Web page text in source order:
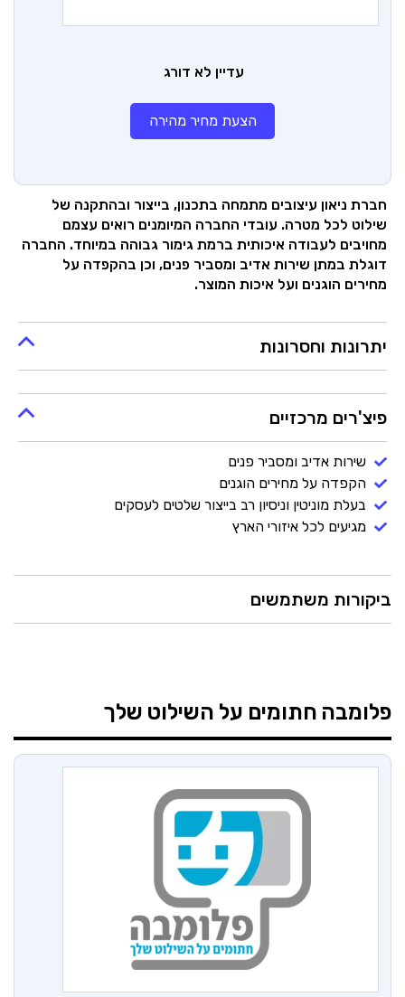
עדיין לא דורג
הצעת מחיר מהירה
חברת ניאון עיצובים מתמחה בתכנון, בייצור ובהתקנה של
שילוט לכל מטרה. עובדי החברה המיומנים רואים עצמם
מחויבים לעבודה איכותית ברמת גימור גבוהה במיוחד. החברה
דוגלת במתן שירות אדיב ומסביר פנים, וכן בהקפדה על
מחירים הוגנים ועל איכות המוצר.
יתרונות וחסרונות
פיצ'רים מרכזיים
שירות אדיב ומסביר פנים
הקפדה על מחירים הוגנים
בעלת מוניטין וניסיון רב בייצור שלטים לעסקים
מגיעים לכל איזורי הארץ
ביקורות משתמשים
פלומבה חתומים על השילוט שלך